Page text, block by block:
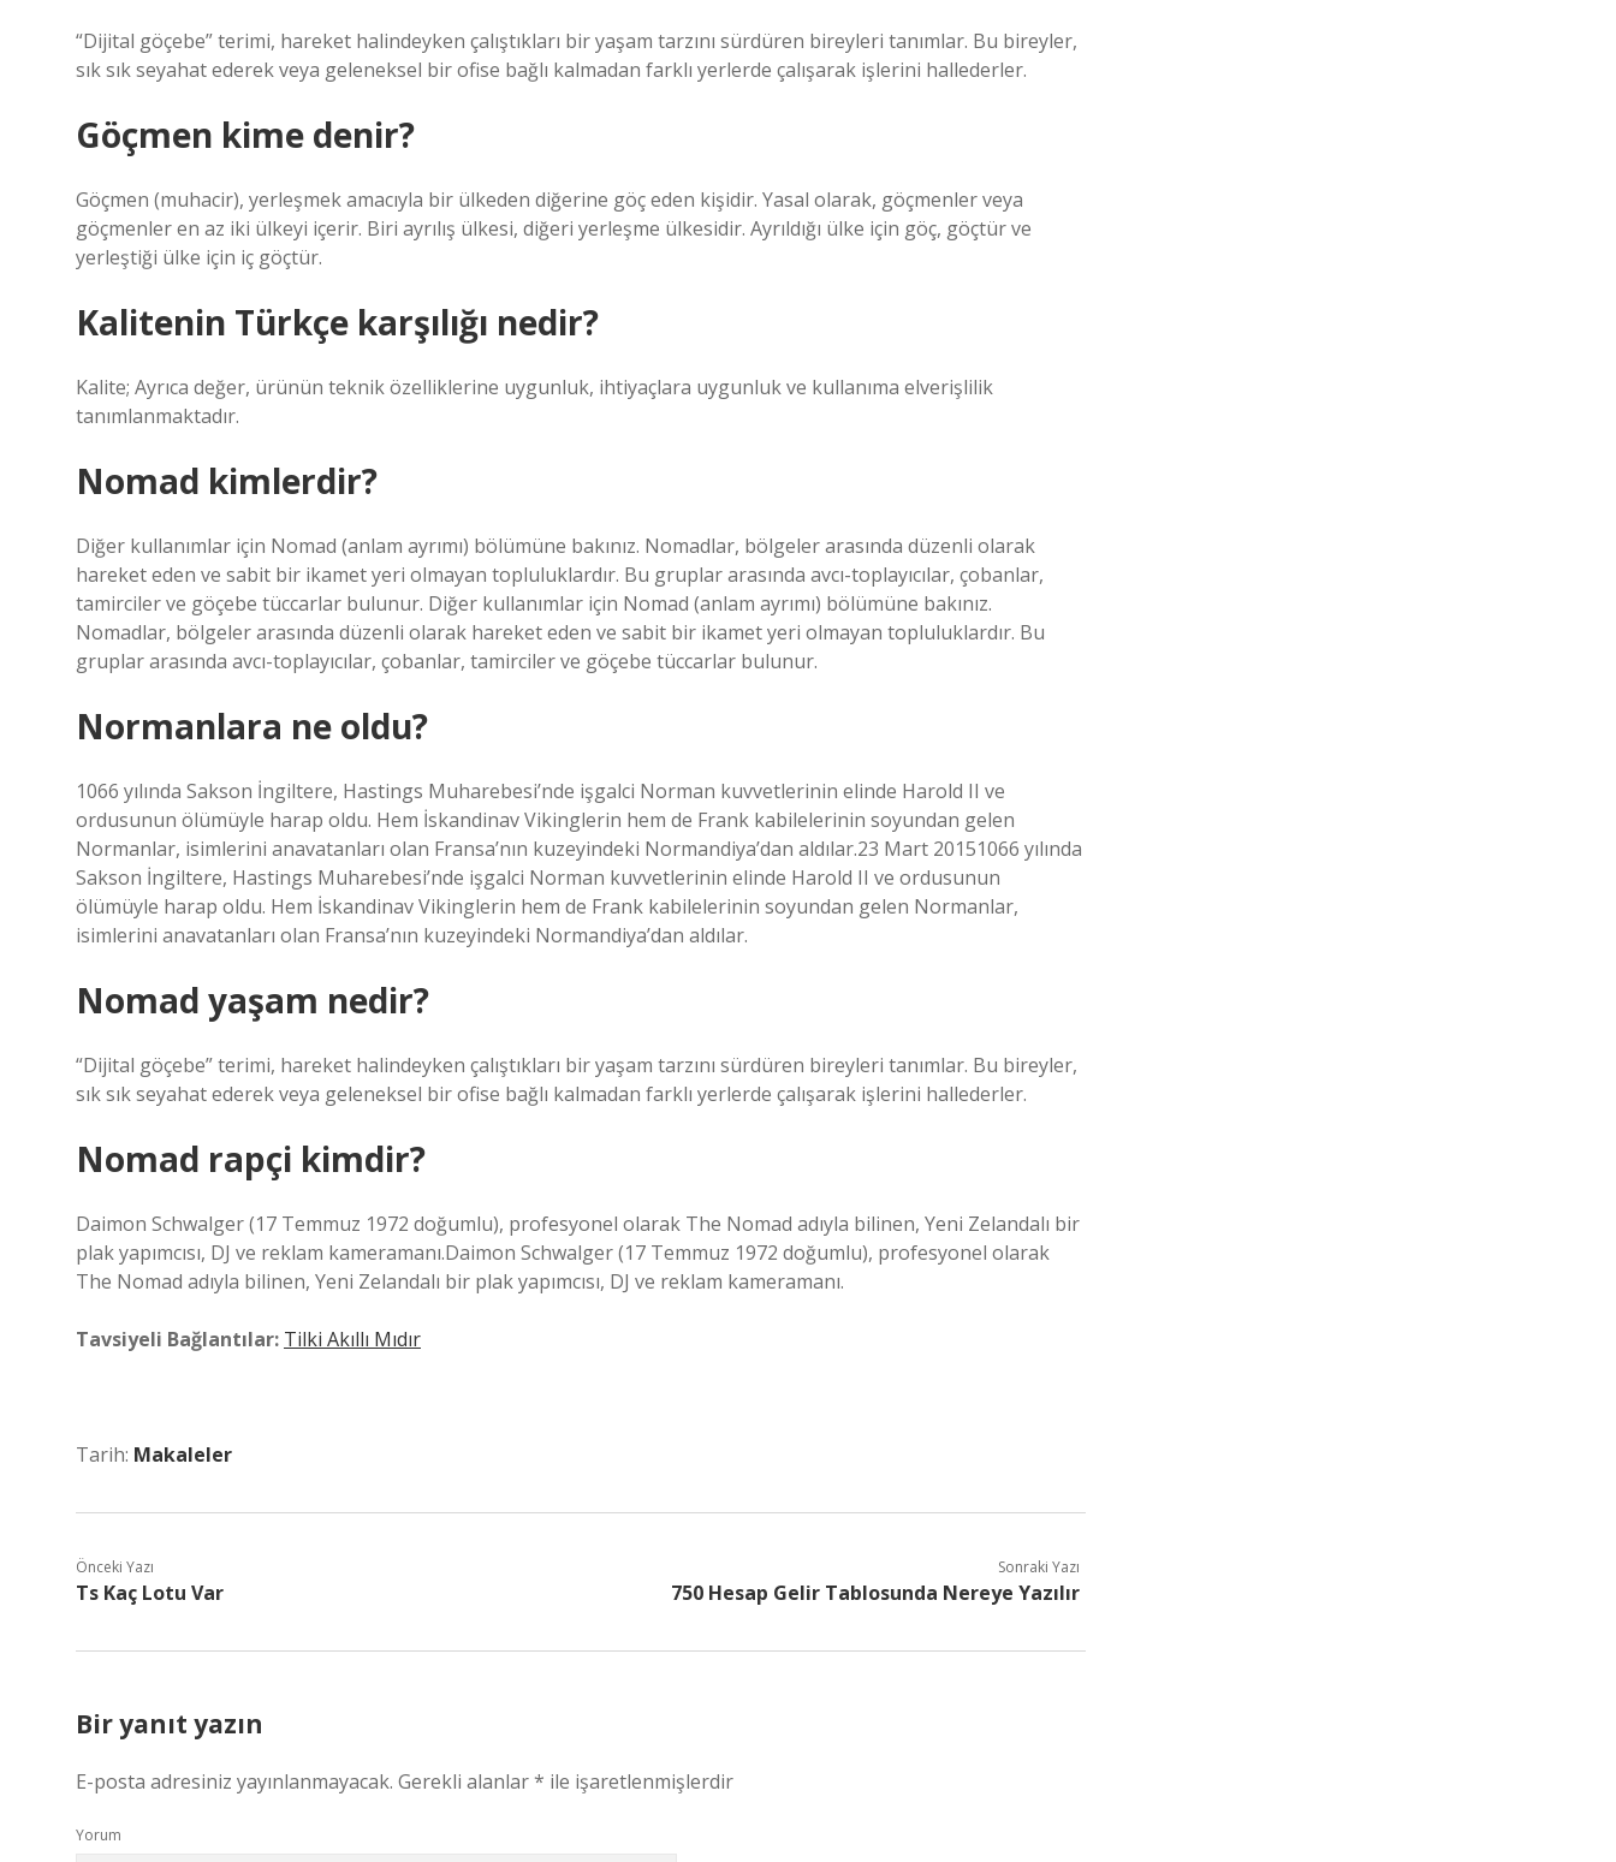
“Dijital göçebe” terimi, hareket halindeyken çalıştıkları bir yaşam tarzını sürdüren bireyleri tanımlar. Bu bireyler,
sık sık seyahat ederek veya geleneksel bir ofise bağlı kalmadan farklı yerlerde çalışarak işlerini hallederler.
Göçmen kime denir?
Göçmen (muhacir), yerleşmek amacıyla bir ülkeden diğerine göç eden kişidir. Yasal olarak, göçmenler veya
göçmenler en az iki ülkeyi içerir. Biri ayrılış ülkesi, diğeri yerleşme ülkesidir. Ayrıldığı ülke için göç, göçtür ve
yerleştiği ülke için iç göçtür.
Kalitenin Türkçe karşılığı nedir?
Kalite; Ayrıca değer, ürünün teknik özelliklerine uygunluk, ihtiyaçlara uygunluk ve kullanıma elverişlilik
tanımlanmaktadır.
Nomad kimlerdir?
Diğer kullanımlar için Nomad (anlam ayrımı) bölümüne bakınız. Nomadlar, bölgeler arasında düzenli olarak
hareket eden ve sabit bir ikamet yeri olmayan topluluklardır. Bu gruplar arasında avcı-toplayıcılar, çobanlar,
tamirciler ve göçebe tüccarlar bulunur. Diğer kullanımlar için Nomad (anlam ayrımı) bölümüne bakınız.
Nomadlar, bölgeler arasında düzenli olarak hareket eden ve sabit bir ikamet yeri olmayan topluluklardır. Bu
gruplar arasında avcı-toplayıcılar, çobanlar, tamirciler ve göçebe tüccarlar bulunur.
Normanlara ne oldu?
1066 yılında Sakson İngiltere, Hastings Muharebesi’nde işgalci Norman kuvvetlerinin elinde Harold II ve
ordusunun ölümüyle harap oldu. Hem İskandinav Vikinglerin hem de Frank kabilelerinin soyundan gelen
Normanlar, isimlerini anavatanları olan Fransa’nın kuzeyindeki Normandiya’dan aldılar.23 Mart 20151066 yılında
Sakson İngiltere, Hastings Muharebesi’nde işgalci Norman kuvvetlerinin elinde Harold II ve ordusunun
ölümüyle harap oldu. Hem İskandinav Vikinglerin hem de Frank kabilelerinin soyundan gelen Normanlar,
isimlerini anavatanları olan Fransa’nın kuzeyindeki Normandiya’dan aldılar.
Nomad yaşam nedir?
“Dijital göçebe” terimi, hareket halindeyken çalıştıkları bir yaşam tarzını sürdüren bireyleri tanımlar. Bu bireyler,
sık sık seyahat ederek veya geleneksel bir ofise bağlı kalmadan farklı yerlerde çalışarak işlerini hallederler.
Nomad rapçi kimdir?
Daimon Schwalger (17 Temmuz 1972 doğumlu), profesyonel olarak The Nomad adıyla bilinen, Yeni Zelandalı bir
plak yapımcısı, DJ ve reklam kameramanı.Daimon Schwalger (17 Temmuz 1972 doğumlu), profesyonel olarak
The Nomad adıyla bilinen, Yeni Zelandalı bir plak yapımcısı, DJ ve reklam kameramanı.
Tavsiyeli Bağlantılar: Tilki Akıllı Mıdır
Tarih: Makaleler
Önceki Yazı
Ts Kaç Lotu Var
Sonraki Yazı
750 Hesap Gelir Tablosunda Nereye Yazılır
Bir yanıt yazın
E-posta adresiniz yayınlanmayacak. Gerekli alanlar* ile işaretlenmişlerdir
Yorum